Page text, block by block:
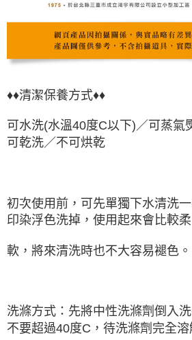
♦♦清潔保養方式♦♦
可水洗(水溫40度C以下)／可蒸氣
可乾洗／不可烘乾
初次使用前，可先單獨下水清洗
印染浮色洗掉，使用起來會比較柔
軟，將來清洗時也不大容易褪色。
洗滌方式：先將中性洗滌劑倒入
不要超過40度C，待洗滌劑完全溶